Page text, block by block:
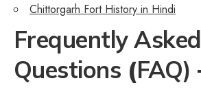
Chittorgarh Fort History in Hindi
Frequently Asked
Questions (FAQ)